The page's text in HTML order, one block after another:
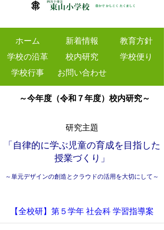
ホーム 新着情報
教育方針
学校の沿革
校内研究
学校便り
学校行事
お問い合わせ
～今年度（令和７年度）校内研究～
研究主題
「自律的に学ぶ児童の育成を目指した
授業づくり」
～単元デザインの創造とクラウドの活用を大切にして～
【全校研】第５学年 社会科 学習指導案